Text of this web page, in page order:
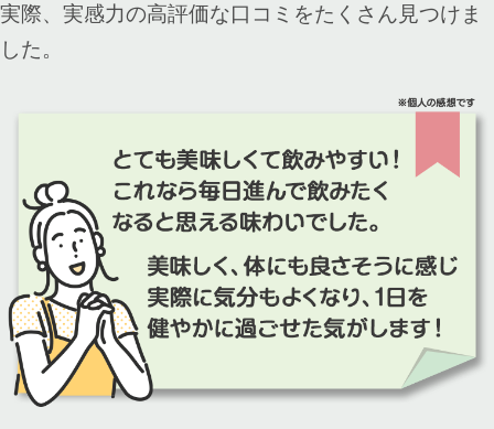
実際、実感力の高評価な口コミをたくさん見つけま
した。